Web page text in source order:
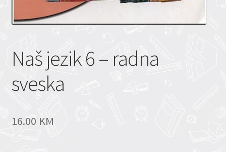
Naš jezik 6 – radna
sveska
16.00 KM